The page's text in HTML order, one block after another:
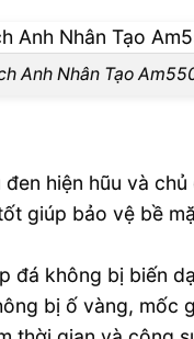
Anh Nhân Tạo
hiện hũu và chủ
giúp bảo vệ bề
không bị biến
bị ố vàng,